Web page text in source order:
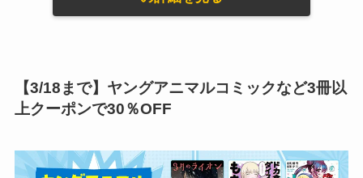
【3/18まで】ヤングアニマルコミックなど3冊以
上クーポンで30％OFF